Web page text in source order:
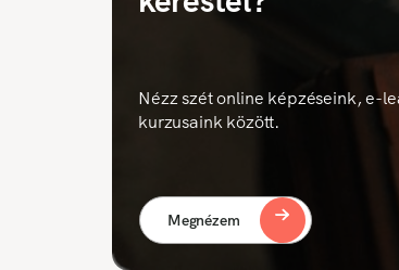
Nézz szét online képzéseink, e-
kurzusaink között.
Megnézem